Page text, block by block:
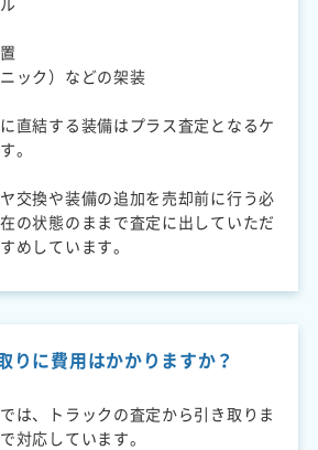
ック）などの架装
直結する装備はプラス査定となるケ
。
交換や装備の追加を売却前に行う必
の状態のままで査定に出していただ
めしています。
りに費用はかかりますか？
は、トラックの査定から引き取りま
対応しています。